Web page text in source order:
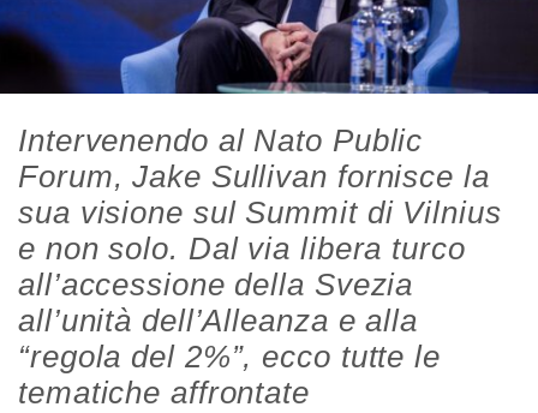
Intervenendo al Nato Public
Forum, Jake Sullivan fornisce la
sua visione sul Summit di Vilnius
e non solo. Dal via libera turco
all’accessione della Svezia
all’unità dell’Alleanza e alla
“regola del 2%”, ecco tutte le
tematiche affrontate